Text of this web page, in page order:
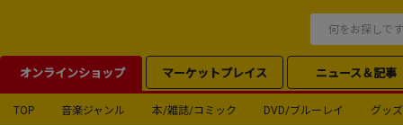
オンラインショップ マーケットプレイス ニュース＆記事
TOP 音楽ジャンル 本/雑誌/コミック DVD/ブルーレイ グッズ